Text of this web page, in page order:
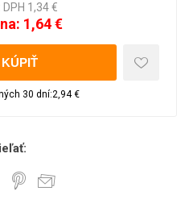
1,34 €
1,64 €
30 dní:2,94 €